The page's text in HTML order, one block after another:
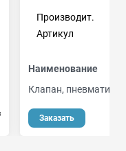
Производит.
Артикул
Наименование
Клапан,
Заказать